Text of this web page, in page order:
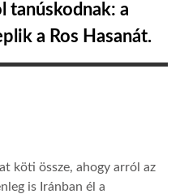
tanúskodnak: a
a Ros Hasanát.
köti össze, ahogy arról az
is Iránban él a